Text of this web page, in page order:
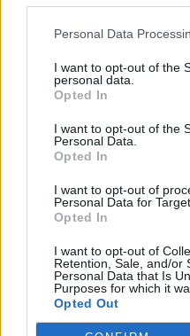
Personal Data
I want to opt-out of the
personal data.
Opted In
I want to opt-out of the
Personal Data.
Opted In
I want to opt-out of
Personal Data for
Opted In
I want to opt-out of
Retention, Sale, and/or
Personal Data that Is
Purposes for which it
Opted Out
Raças Autóctones
A Assembleia da República
como Dia Nacional das...
22 Julho, 2026 - 20:00
Parlamento recomenda